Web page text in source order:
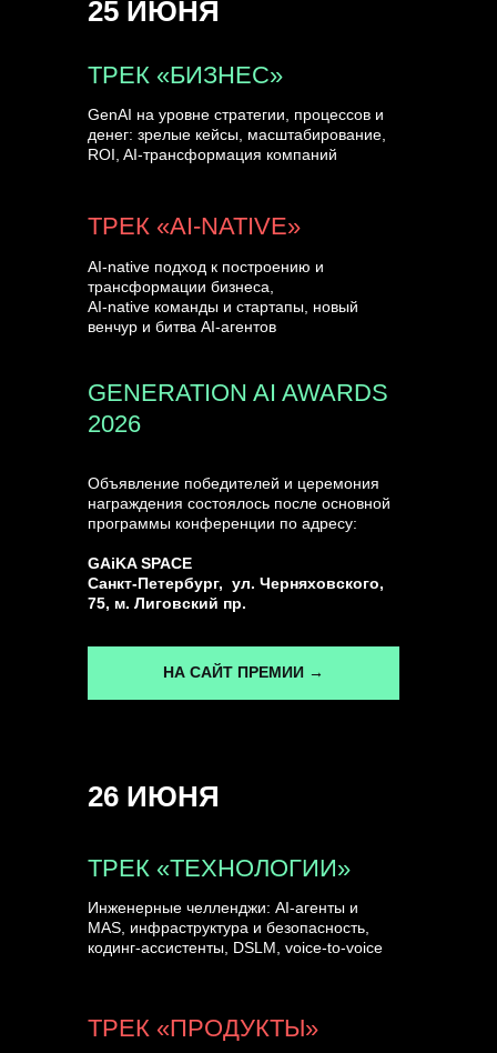
Объявление победителей и церемония
награждения состоялось после основной
программы конференции по адресу:
GAiKA SPACE
Санкт-Петербург, ул. Черняховского,
75, м. Лиговский пр.
ТРЕК «БИЗНЕС»
GENERATION AI AWARDS
2026
GenAI на уровне стратегии, процессов и
денег: зрелые кейсы, масштабирование,
ROI, AI-трансформация компаний
AI-native подход к построению и
трансформации бизнеса,
AI-native команды и стартапы, новый
венчур и битва AI-агентов
ТРЕК «AI-NATIVE»
25 ИЮНЯ
26 ИЮНЯ
ТРЕК «ПРОДУКТЫ»
Инженерные челленджи: AI-агенты и
MAS, инфраструктура и безопасность,
кодинг-ассистенты, DSLM, voice-to-voice
ТРЕК «ТЕХНОЛОГИИ»
НА САЙТ ПРЕМИИ →
УЗНАТЬ БОЛЬШЕ
ГЕНЕРАЛЬНЫЙ ИНФОПАРТНЕР
CONVERSATIONS